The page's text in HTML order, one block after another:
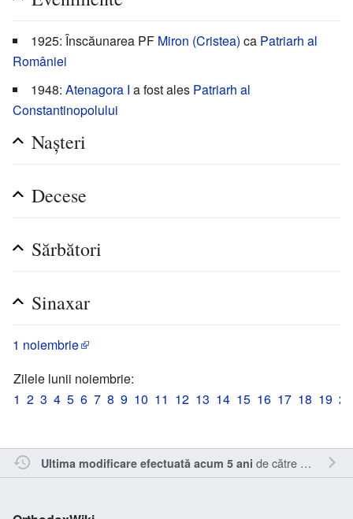
1925: Înscăunarea PF Miron (Cristea) ca Patriarh al
României
1948: Atenagora I a fost ales Patriarh al
Constantinopolului
Nașteri
Decese
Sărbători
Sinaxar
1 noiembrie
Zilele lunii noiembrie:
1 2 3 4 5 6 7 8 9 10 11 12 13 14 15 16 17 18 19 20
Ultima modificare efectuată acum 5 ani de către Sîmbotin